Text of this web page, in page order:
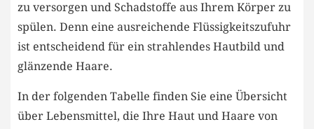
zu versorgen und Schadstoffe aus Ihrem Körper zu
spülen. Denn eine ausreichende Flüssigkeitszufuhr
ist entscheidend für ein strahlendes Hautbild und
glänzende Haare.
In der folgenden Tabelle finden Sie eine Übersicht
über Lebensmittel, die Ihre Haut und Haare von